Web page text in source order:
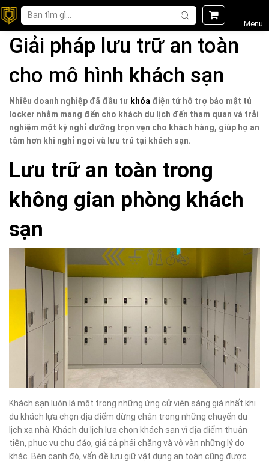
Menu
Giải pháp lưu trữ an toàn
cho mô hình khách sạn
Nhiều doanh nghiệp đã đầu tư khóa điện tử hỗ trợ bảo mật tủ
locker nhằm mang đến cho khách du lịch đến tham quan và trải
nghiệm một kỳ nghỉ dưỡng trọn vẹn cho khách hàng, giúp họ an
tâm hơn khi nghỉ ngơi và lưu trú tại khách sạn.
Lưu trữ an toàn trong
không gian phòng khách
sạn
Khách sạn luôn là một trong những ứng cử viên sáng giá nhất khi
du khách lựa chọn địa điểm dừng chân trong những chuyến du
lịch xa nhà. Khách du lịch lựa chọn khách sạn vì địa điểm thuận
tiện, phục vụ chu đáo, giá cả phải chăng và vô vàn những lý do
khác. Bên cạnh đó, vấn đề lưu giữ vật dụng an toàn cũng được